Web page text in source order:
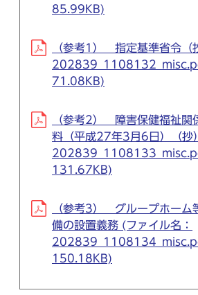
85.99KB)
（参考1） 指定基準省令（
71.08KB)
（参考2） 障害保健福祉関
料（平成27年3月6日）（抄
131.67KB)
（参考3） グループホーム
備の設置義務 (ファイル名：
150.18KB)